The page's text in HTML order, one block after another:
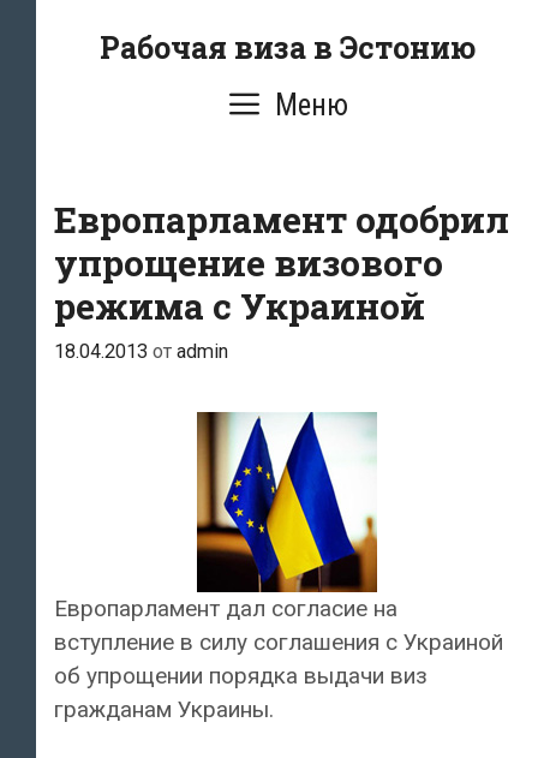
Рабочая виза в Эстонию
Меню
Европарламент одобрил
упрощение визового
режима с Украиной
18.04.2013 от admin
Европарламент дал согласие на
вступление в силу соглашения с Украиной
об упрощении порядка выдачи виз
гражданам Украины.